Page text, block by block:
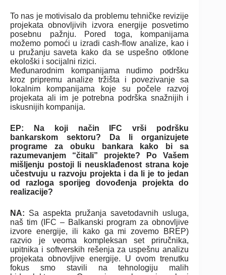
To nas je motivisalo da problemu tehničke revizije
projekata obnovljivih izvora energije posvetimo
posebnu pažnju. Pored toga, kompanijama
možemo pomoći u izradi cash-flow analize, kao i
u pružanju saveta kako da se uspešno otklone
ekološki i socijalni rizici.
Međunarodnim kompanijama nudimo podršku
kroz pripremu analize tržišta i povezivanje sa
lokalnim kompanijama koje su počele razvoj
projekata ali im je potrebna podrška snažnijih i
iskusnijih kompanija.
EP: Na koji način IFC vrši podršku
bankarskom sektoru? Da li organizujete
programe za obuku bankara kako bi sa
razumevanjem “čitali” projekte? Po Vašem
mišljenju postoji li neusklađenost strana koje
učestvuju u razvoju projekta i da li je to jedan
od razloga sporijeg dovođenja projekta do
realizacije?
NA: Sa aspekta pružanja savetodavnih usluga,
naš tim (IFC – Balkanski program za obnovljive
izvore energije, ili kako ga mi zovemo BREP)
razvio je veoma kompleksan set priručnika,
upitnika i softverskih rešenja za uspešnu analizu
projekata obnovljive energije. U ovom trenutku
fokus smo stavili na tehnologiju malih